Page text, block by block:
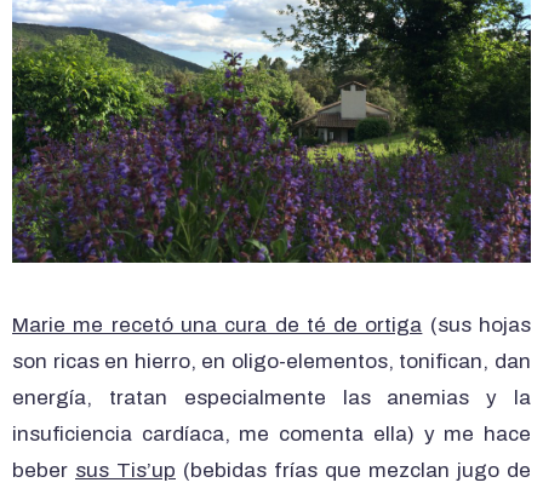
Marie me recetó una cura de té de ortiga (sus hojas
son ricas en hierro, en oligo-elementos, tonifican, dan
energía, tratan especialmente las anemias y la
insuficiencia cardíaca, me comenta ella) y me hace
beber sus Tis’up (bebidas frías que mezclan jugo de